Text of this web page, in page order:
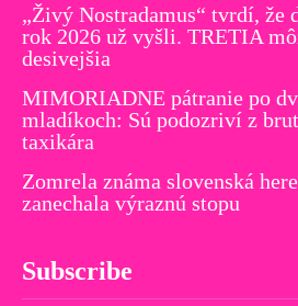
„Živý Nostradamus“ tvrdí, že
rok 2026 už vyšli. TRETIA
desivejšia
MIMORIADNE pátranie po
mladíkoch: Sú podozriví z
taxikára
Zomrela známa slovenská
zanechala výraznú stopu
Subscribe